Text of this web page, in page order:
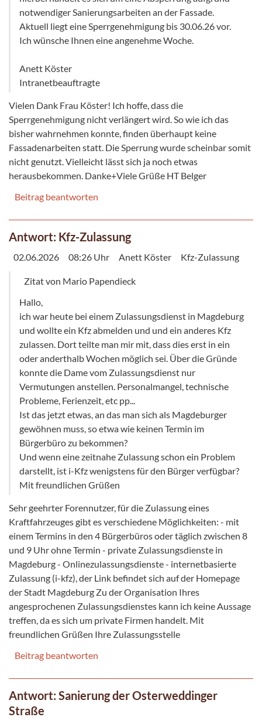
notwendiger Sanierungsarbeiten an der Fassade.
Aktuell liegt eine Sperrgenehmigung bis 30.06.26 vor.
Ich wünsche Ihnen eine angenehme Woche.
Anett Köster
Intranetbeauftragte
Vielen Dank Frau Köster! Ich hoffe, dass die
Sperrgenehmigung nicht verlängert wird. So wie ich das
bisher wahrnehmen konnte, finden überhaupt keine
Fassadenarbeiten statt. Die Sperrung wurde scheinbar somit
nicht genutzt. Vielleicht lässt sich ja noch etwas
herausbekommen. Danke+Viele Grüße HT Belger
Beitrag beantworten
Antwort: Kfz-Zulassung
02.06.2026 08:26 Uhr Anett Köster Kfz-Zulassung
Zitat von Mario Papendieck
Hallo,
ich war heute bei einem Zulassungsdienst in Magdeburg
und wollte ein Kfz abmelden und und ein anderes Kfz
zulassen. Dort teilte man mir mit, dass dies erst in ein
oder anderthalb Wochen möglich sei. Über die Gründe
konnte die Dame vom Zulassungsdienst nur
Vermutungen anstellen. Personalmangel, technische
Probleme, Ferienzeit, etc pp...
Ist das jetzt etwas, an das man sich als Magdeburger
gewöhnen muss, so etwa wie keinen Termin im
Bürgerbüro zu bekommen?
Und wenn eine zeitnahe Zulassung schon ein Problem
darstellt, ist i-Kfz wenigstens für den Bürger verfügbar?
Mit freundlichen Grüßen
Sehr geehrter Forennutzer, für die Zulassung eines
Kraftfahrzeuges gibt es verschiedene Möglichkeiten: - mit
einem Termins in den 4 Bürgerbüros oder täglich zwischen 8
und 9 Uhr ohne Termin - private Zulassungsdienste in
Magdeburg - Onlinezulassungsdienste - internetbasierte
Zulassung (i-kfz), der Link befindet sich auf der Homepage
der Stadt Magdeburg Zu der Organisation Ihres
angesprochenen Zulassungsdienstes kann ich keine Aussage
treffen, da es sich um private Firmen handelt. Mit
freundlichen Grüßen Ihre Zulassungsstelle
Beitrag beantworten
Antwort: Sanierung der Osterweddinger
Straße